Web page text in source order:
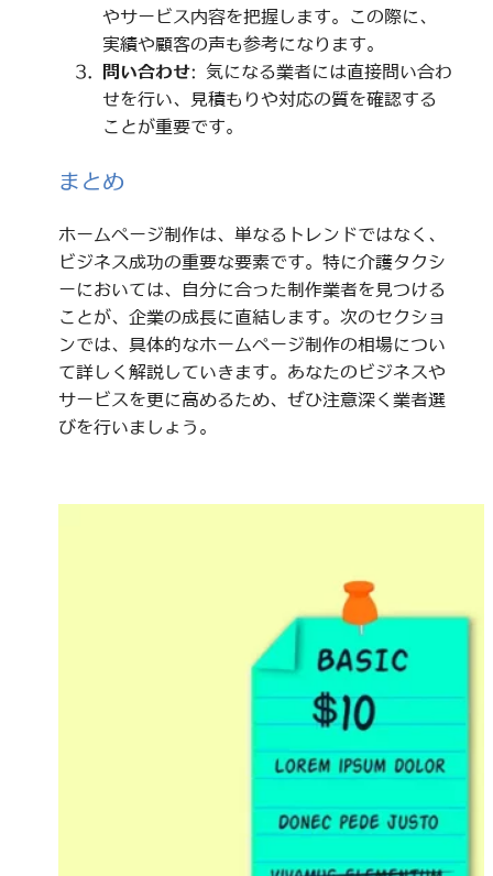
やサービス内容を把握します。この際に、
実績や顧客の声も参考になります。
問い合わせ: 気になる業者には直接問い合わ
せを行い、見積もりや対応の質を確認する
ことが重要です。
まとめ
ホームページ制作は、単なるトレンドではなく、
ビジネス成功の重要な要素です。特に介護タクシ
ーにおいては、自分に合った制作業者を見つける
ことが、企業の成長に直結します。次のセクショ
ンでは、具体的なホームページ制作の相場につい
て詳しく解説していきます。あなたのビジネスや
サービスを更に高めるため、ぜひ注意深く業者選
びを行いましょう。